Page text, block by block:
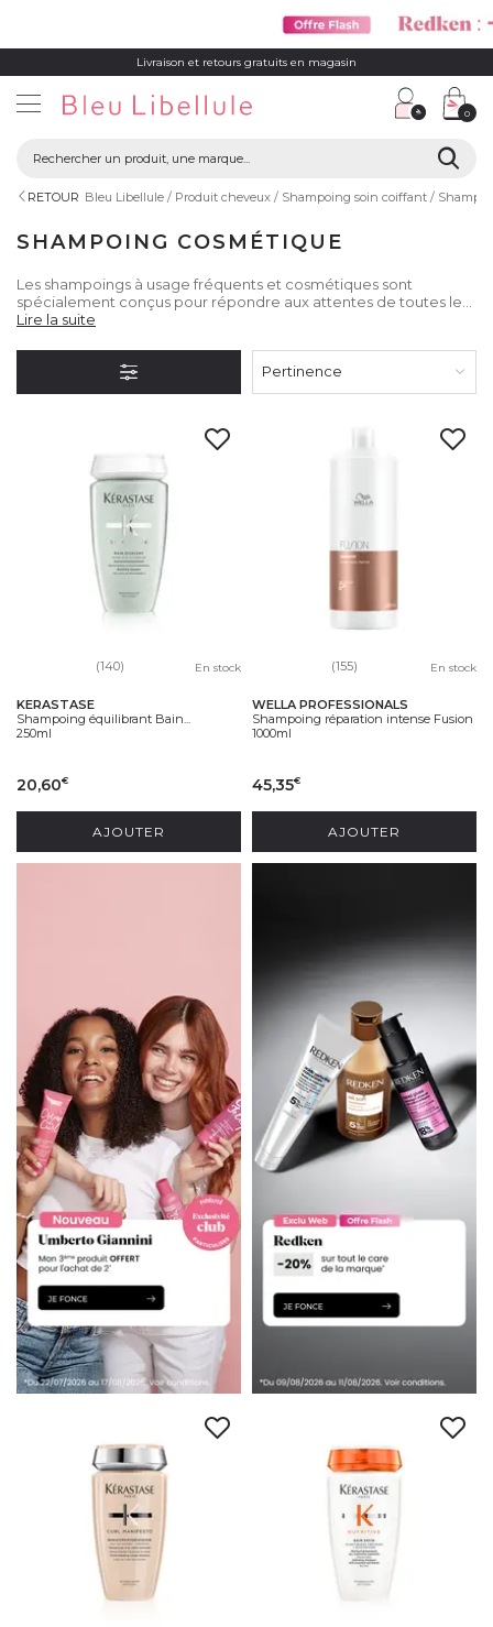
Livraison et retours gratuits en magasin
0
RETOUR Bleu Libellule Produit cheveux Shampoing soin coiffant
SHAMPOING COSMÉTIQUE
Les shampoings à usage fréquents et cosmétiques sont
spécialement conçus pour répondre aux attentes de toutes les
natures de cheveu : bouclés, texturisés, colorés, fins, secs...
Lire la suite
Pertinence
(140) En stock
KERASTASE
Shampoing équilibrant Bain...
250ml
20,60€
AJOUTER
(155) En stock
WELLA PROFESSIONALS
Shampoing réparation intense Fusion
1000ml
45,35€
AJOUTER